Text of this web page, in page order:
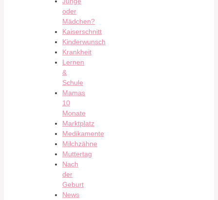
oder
Mädchen?
Kaiserschnitt
Kinderwunsch
Krankheit
Lernen
&
Schule
Mamas
10
Monate
Marktplatz
Medikamente
Milchzähne
Muttertag
Nach
der
Geburt
News